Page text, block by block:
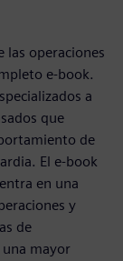
las operaciones
e-book.
a
que
de
El e-book
en una
y
de
mayor